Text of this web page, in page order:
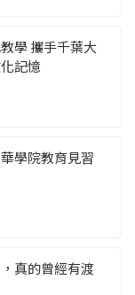
學 攜手千葉大
記憶
學院教育見習
真的曾經有渡